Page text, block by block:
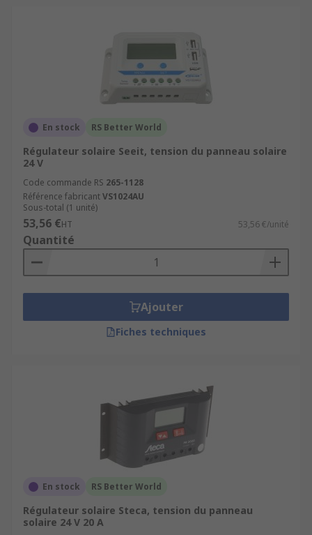
En stock RS Better World
Régulateur solaire Seeit, tension du panneau solaire
24 V
Code commande RS 265-1128
Référence fabricantVS1024AU
Sous-total (1 unité)
53,56 €HT 53,56 €/unité
Quantité
Ajouter
Fiches techniques
En stock RS Better World
Régulateur solaire Steca, tension du panneau
solaire 24 V 20 A